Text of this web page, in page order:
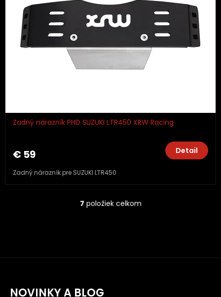
Zadný nárazník PHD SUZUKI LTR450 XRW Racing
€ 59 Detail
Zadný nárazník pre SUZUKI LTR450
O
a
7 položiek celkom
NOVINKY A BLOG